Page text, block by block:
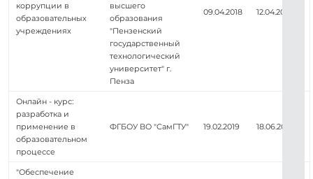
коррупции в
образовательных
учреждениях
высшего
образования
"Пензенский
государственный
технологический
университет" г.
Пенза
09.04.2018 12.04.2018
Онлайн - курс:
разработка и
применение в
образовательном
процессе
ФГБОУ ВО "СамГТУ" 19.02.2019 18.06.2019
"Обеспечение